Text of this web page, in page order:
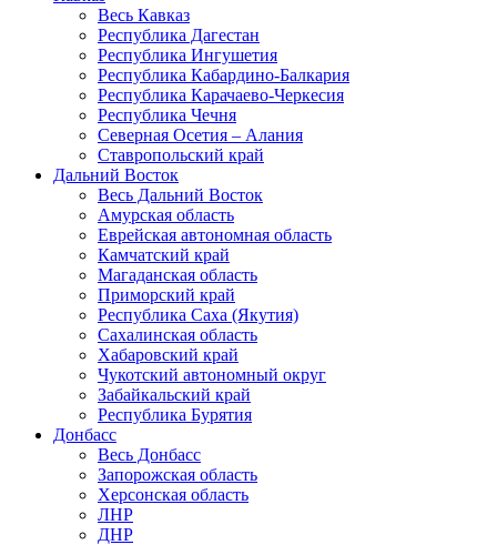
Весь Кавказ
Республика Дагестан
Республика Ингушетия
Республика Кабардино-Балкария
Республика Карачаево-Черкесия
Республика Чечня
Северная Осетия – Алания
Ставропольский край
Дальний Восток
Весь Дальний Восток
Амурская область
Еврейская автономная область
Камчатский край
Магаданская область
Приморский край
Республика Саха (Якутия)
Сахалинская область
Хабаровский край
Чукотский автономный округ
Забайкальский край
Республика Бурятия
Донбасс
Весь Донбасс
Запорожская область
Херсонская область
ЛНР
ДНР